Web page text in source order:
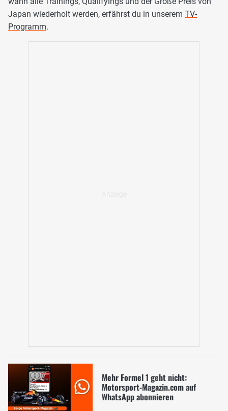
Japan wiederholt werden, erfährst du in unserem TV-
Programm.
Mehr Formel 1 geht nicht:
Motorsport-Magazin.com auf
WhatsApp abonnieren